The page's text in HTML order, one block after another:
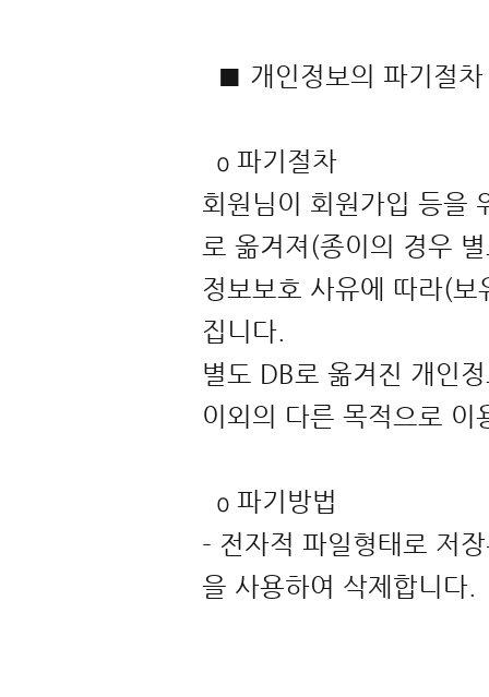
■ 개인정보의 파기절
ο 파기절차
회원님이 회원가입 등을
로 옮겨져(종이의 경우
정보보호 사유에 따라(
집니다.
별도 DB로 옮겨진 개인
이외의 다른 목적으로
ο 파기방법
- 전자적 파일형태로 저
을 사용하여 삭제합니